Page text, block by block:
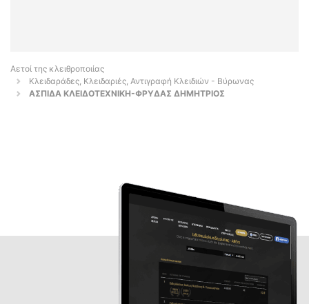
Αετοί της κλειθροποιίας
Κλειδαράδες, Κλειδαριές, Αντιγραφή Κλειδιών - Βύρωνας
ΑΣΠΙΔΑ ΚΛΕΙΔΟΤΕΧΝΙΚΗ-ΦΡΥΔΑΣ ΔΗΜΗΤΡΙΟΣ